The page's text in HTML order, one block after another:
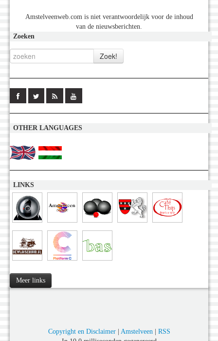
Amstelveenweb.com is niet verantwoordelijk voor de inhoud
van de nieuwsberichten.
Zoeken
OTHER LANGUAGES
LINKS
Meer links
Copyright en Disclaimer| Amstelveen| RSS